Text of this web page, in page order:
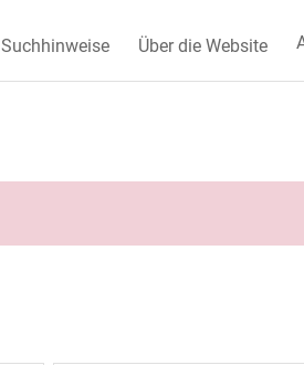
Suchhinweise Über die Website